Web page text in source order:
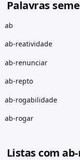
Palavras
ab
ab-reatividade
ab-renunciar
ab-repto
ab-rogabilidade
ab-rogar
Listas com